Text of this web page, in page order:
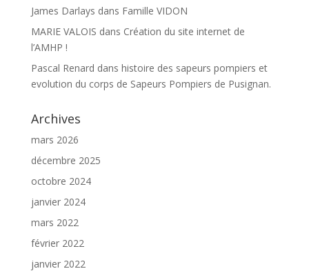
James Darlays dans Famille VIDON
MARIE VALOIS dans Création du site internet de
l’AMHP !
Pascal Renard dans histoire des sapeurs pompiers et
evolution du corps de Sapeurs Pompiers de Pusignan.
Archives
mars 2026
décembre 2025
octobre 2024
janvier 2024
mars 2022
février 2022
janvier 2022